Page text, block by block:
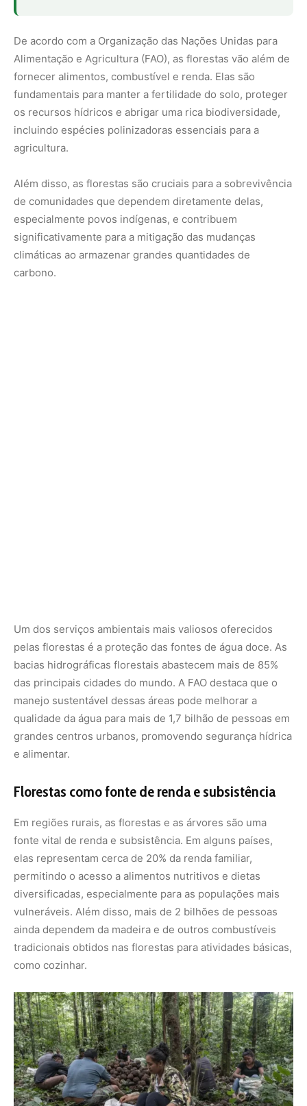
De acordo com a Organização das Nações Unidas para
Alimentação e Agricultura (FAO), as florestas vão além de
fornecer alimentos, combustível e renda. Elas são
fundamentais para manter a fertilidade do solo, proteger
os recursos hídricos e abrigar uma rica biodiversidade,
incluindo espécies polinizadoras essenciais para a
agricultura.
Além disso, as florestas são cruciais para a sobrevivência
de comunidades que dependem diretamente delas,
especialmente povos indígenas, e contribuem
significativamente para a mitigação das mudanças
climáticas ao armazenar grandes quantidades de
carbono.
permitindo o acesso a alimentos nutritivos e dietas
diversificadas, especialmente para as populações mais
vulneráveis. Além disso, mais de 2 bilhões de pessoas
ainda dependem da madeira e de outros combustíveis
tradicionais obtidos nas florestas para atividades básicas,
como cozinhar.
Imagem: Rogério Assis/ISA
o mundo utilizam produtos florestais e não-madeireiros
para alimentação, medicina e sustento. Esses recursos
são essenciais para garantir a subsistência de
comunidades que vivem em estreita conexão com a
natureza.